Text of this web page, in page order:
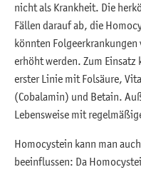
nicht als Krankheit. Die
Fällen darauf ab, die
könnten
erhöht werden. Zum
erster Linie mit Folsäure,
(Cobalamin) und Betain.
Lebensweise mit
Homocystein kann man
beeinflussen: Da